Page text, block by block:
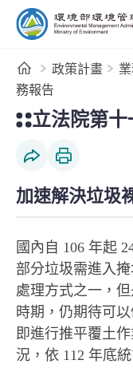
跳到主要內容區塊
首頁政策計畫
務報告
立法院第
加速解決垃圾
國內自 106 年起
部分垃圾需進入
處理方式之一，
時期，仍期待可
即進行推平覆土
況，依 112 年底